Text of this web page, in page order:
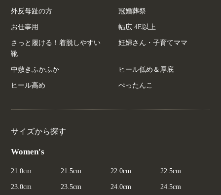
外反母趾の方 冠婚葬祭
お仕事用 幅広 4E以上
さっと履ける！着脱しやすい
靴
妊婦さん・子育てママ
中敷きふかふか ヒール低め＆厚底
ヒール高め ぺったんこ
サイズから探す
Women's
21.0cm 21.5cm 22.0cm 22.5cm
23.0cm 23.5cm 24.0cm 24.5cm